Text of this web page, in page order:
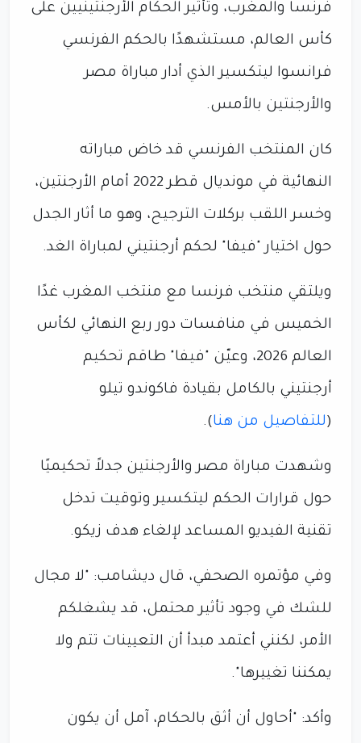
فرنسا والمغرب، وتأثير الحكام الأرجنتينيين على
كأس العالم، مستشهدًا بالحكم الفرنسي
فرانسوا ليتكسير الذي أدار مباراة مصر
والأرجنتين بالأمس.
كان المنتخب الفرنسي قد خاض مباراته
النهائية في مونديال قطر 2022 أمام الأرجنتين،
وخسر اللقب بركلات الترجيح، وهو ما أثار الجدل
حول اختيار "فيفا" لحكم أرجنتيني لمباراة الغد.
ويلتقي منتخب فرنسا مع منتخب المغرب غدًا
الخميس في منافسات دور ربع النهائي لكأس
العالم 2026، وعيّن "فيفا" طاقم تحكيم
أرجنتيني بالكامل بقيادة فاكوندو تيلو
(للتفاصيل من هنا).
وشهدت مباراة مصر والأرجنتين جدلاً تحكيميًا
حول قرارات الحكم ليتكسير وتوقيت تدخل
تقنية الفيديو المساعد لإلغاء هدف زيكو.
وفي مؤتمره الصحفي، قال ديشامب: "لا مجال
للشك في وجود تأثير محتمل، قد يشغلكم
الأمر، لكنني أعتمد مبدأ أن التعيينات تتم ولا
يمكننا تغييرها".
وأكد: "أحاول أن أثق بالحكام، آمل أن يكون